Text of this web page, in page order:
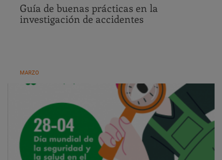
Guía de buenas prácticas en la
investigación de accidentes
MARZO